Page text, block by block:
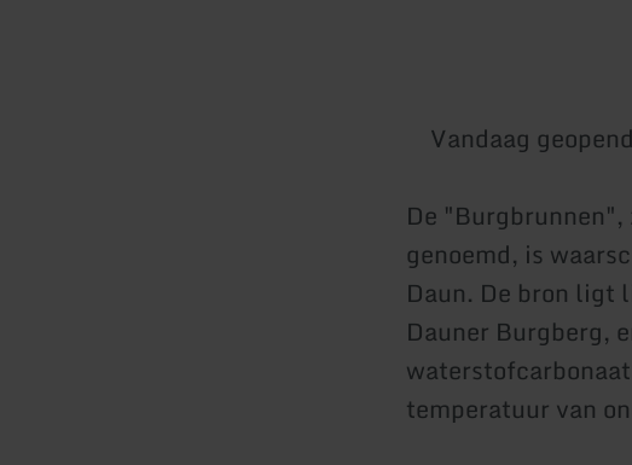
Vandaag geopend
De
genoemd, is
Daun. De bron ligt
Dauner Burgberg,
temperatuur van